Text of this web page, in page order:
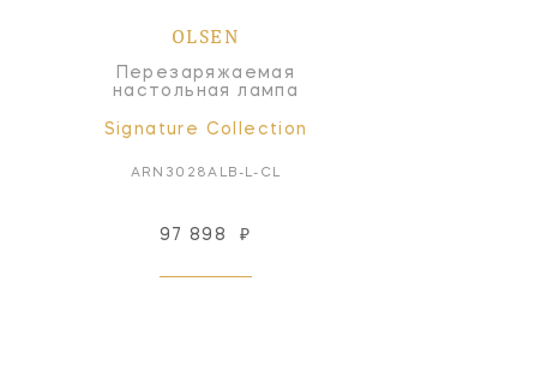
OLSEN
Перезаряжаемая
настольная лампа
Signature Collection
ARN3028ALB-L-CL
97 898 ₽